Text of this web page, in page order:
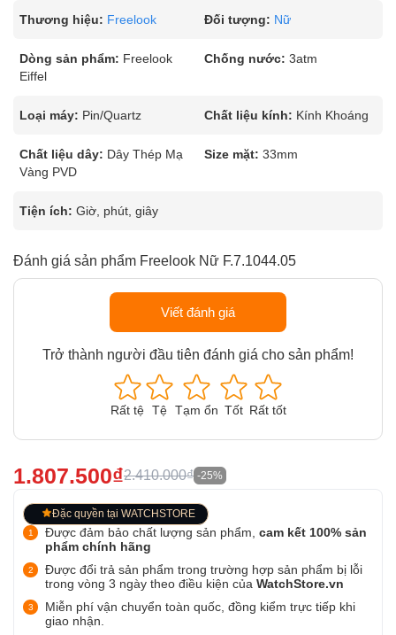
Thương hiệu: Freelook Đối tượng: Nữ
Dòng sản phẩm: Freelook
Eiffel
Chống nước: 3atm
Loại máy: Pin/Quartz Chất liệu kính: Kính Khoáng
Chất liệu dây: Dây Thép Mạ
Vàng PVD
Size mặt: 33mm
Tiện ích: Giờ, phút, giây
Đánh giá sản phẩm Freelook Nữ F.7.1044.05
Viết đánh giá
Trở thành người đầu tiên đánh giá cho sản phẩm!
Rất tệ Tệ Tạm ổn Tốt Rất tốt
1.807.500₫2.410.000₫ -25%
Đặc quyền tại WATCHSTORE
Được đảm bảo chất lượng sản phẩm, cam kết 100% sản
phẩm chính hãng
Được đổi trả sản phẩm trong trường hợp sản phẩm bị lỗi
trong vòng 3 ngày theo điều kiện của WatchStore.vn
Miễn phí vận chuyển toàn quốc, đồng kiểm trực tiếp khi
giao nhận.